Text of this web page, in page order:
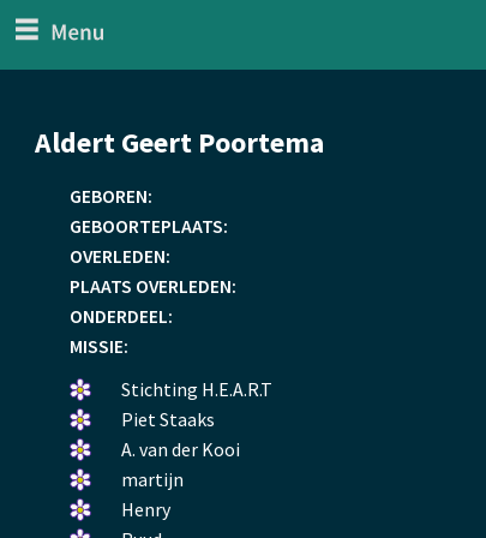
Generaal
Aldert Geert Poortema
GEBOREN:
GEBOORTEPLAATS:
OVERLEDEN:
PLAATS OVERLEDEN:
ONDERDEEL:
MISSIE:
Een
bloemetje
gelegd.
Stichting H.E.A.R.T
Een
bloemetje
gelegd.
Piet Staaks
Een
bloemetje
gelegd.
A. van der Kooi
Een
bloemetje
martijn
Een
Henry